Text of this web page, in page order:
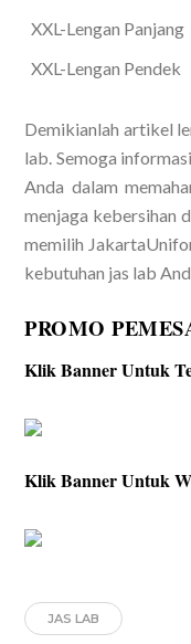
XXL-Lengan Panjang
XXL-Lengan Pendek
Demikianlah artikel
lab. Semoga
Anda dalam
menjaga kebersihan
memilih
kebutuhan jas lab
PROMO
Klik Banner Untuk
Klik Banner Untuk
JAS LAB